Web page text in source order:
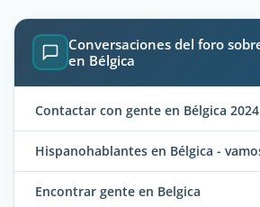
Conversaciones del foro
en Bélgica
Contactar con gente en Bélgica 2024
Hispanohablantes en Bélgica -
Encontrar gente en Belgica